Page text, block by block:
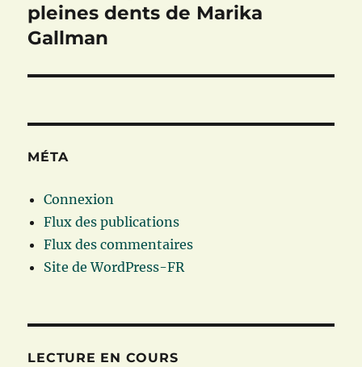
suivante :
pleines dents de Marika
Gallman
MÉTA
Connexion
Flux des publications
Flux des commentaires
Site de WordPress-FR
LECTURE EN COURS